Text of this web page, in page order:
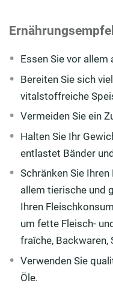
Essen Sie vor
Bereiten Sie sich
vitalstoffreiche
Vermeiden Sie ein
Halten Sie Ihr
entlastet Bänder
Schränken Sie
allem tierische und
Ihren
um fette Fleisch-
fraîche, Backwaren,
Verwenden Sie
Öle.